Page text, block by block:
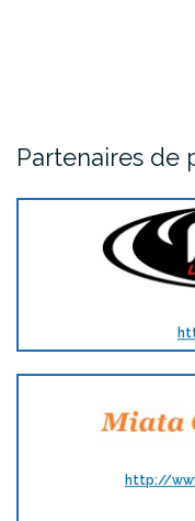
Partenaires de
http://